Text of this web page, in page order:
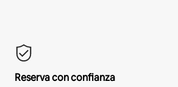
Reserva con confianza